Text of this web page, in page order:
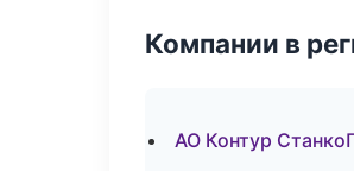
Компании в
АО Контур